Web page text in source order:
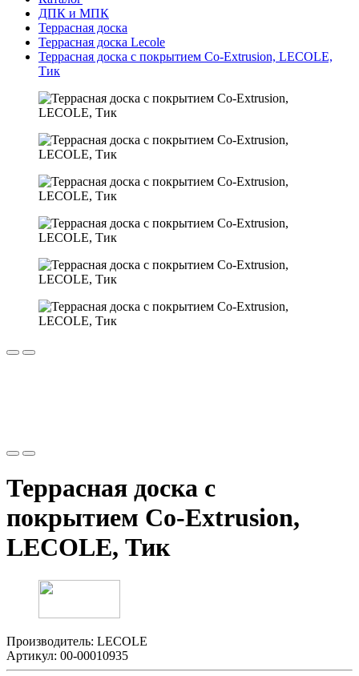
ДПК и МПК
Террасная доска
Террасная доска Lecole
Террасная доска с покрытием Co-Extrusion, LECOLE,
Тик
Террасная доска с
покрытием Co-Extrusion,
LECOLE, Тик
Производитель: LECOLE
Артикул: 00-00010935